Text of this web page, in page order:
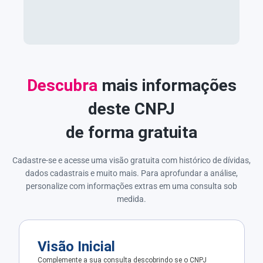
Descubra mais informações
deste CNPJ
de forma gratuita
Cadastre-se e acesse uma visão gratuita com histórico de dívidas,
dados cadastrais e muito mais. Para aprofundar a análise,
personalize com informações extras em uma consulta sob
medida.
Visão Inicial
Complemente a sua consulta descobrindo se o CNPJ